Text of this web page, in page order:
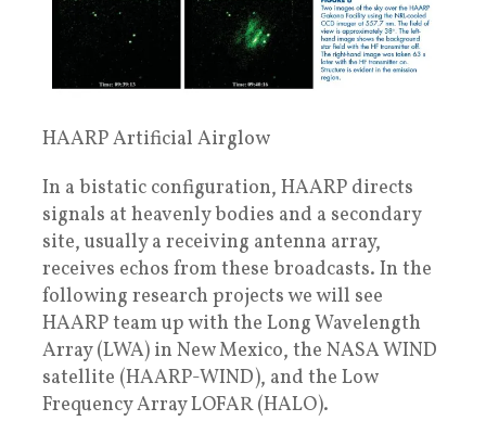
HAARP Artificial Airglow
In a bistatic configuration, HAARP directs
signals at heavenly bodies and a secondary
site, usually a receiving antenna array,
receives echos from these broadcasts. In the
following research projects we will see
HAARP team up with the Long Wavelength
Array (LWA) in New Mexico, the NASA WIND
satellite (HAARP-WIND), and the Low
Frequency Array LOFAR (HALO).